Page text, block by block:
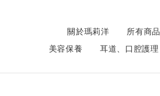
關於瑪莉洋 所有商品
美容保養
耳道、口腔護理